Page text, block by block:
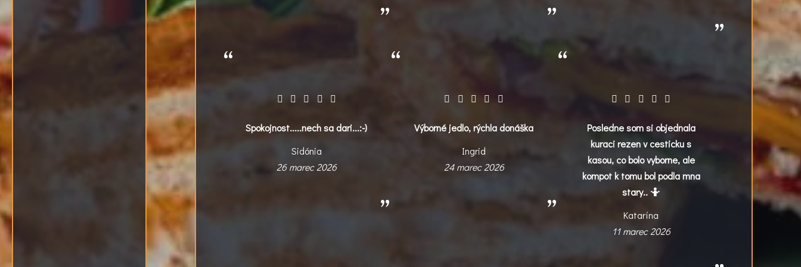
Spokojnost.....nech sa dari...:-)
Sidónia
26 marec 2026
Výborné jedlo, rýchla donáška
Ingrid
24 marec 2026
Posledne som si objednala
kuraci rezen v cesticku s
kasou, co bolo vyborne, ale
kompot k tomu bol podla mna
stary.. 🤷
Katarína
11 marec 2026